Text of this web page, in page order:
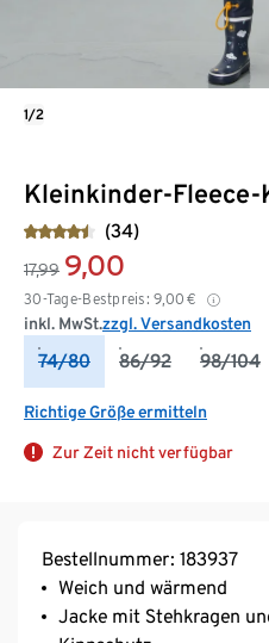
Kleinkinder-Fleece-
(34)
17,99 9,00
30-Tage-Bestpreis: 9,00 €
inkl. MwSt.zzgl. Versandkosten
74/80 86/92 98/104
Richtige Größe ermitteln
Zur Zeit nicht verfügbar
1/2
Bestellnummer: 183937
Weich und wärmend
Jacke mit Stehkragen